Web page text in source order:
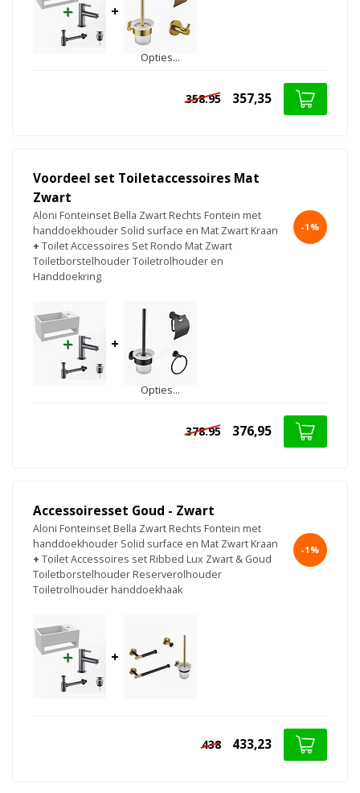
+
Opties...
358.95 357,35
Voordeel set Toiletaccessoires Mat
Zwart
Aloni Fonteinset Bella Zwart Rechts Fontein met
handdoekhouder Solid surface en Mat Zwart Kraan
+ Toilet Accessoires Set Rondo Mat Zwart
Toiletborstelhouder Toiletrolhouder en
Handdoekring
-1%
+
Opties...
378.95 376,95
Accessoiresset Goud - Zwart
Aloni Fonteinset Bella Zwart Rechts Fontein met
handdoekhouder Solid surface en Mat Zwart Kraan
+ Toilet Accessoires set Ribbed Lux Zwart & Goud
Toiletborstelhouder Reserverolhouder
Toiletrolhouder handdoekhaak
-1%
+
438 433,23